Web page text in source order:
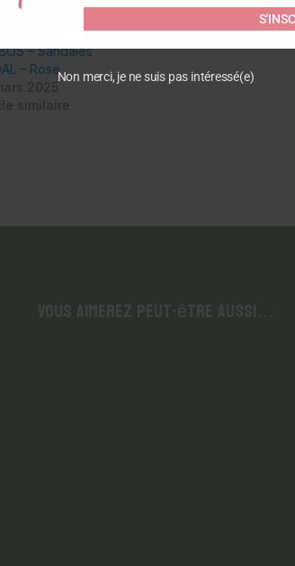
– Sandales
– Rose
Vous aimerez peut-être aussi…
Non merci, je ne suis pas intéressé(e)